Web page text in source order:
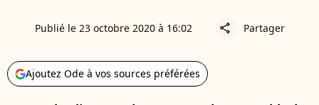
Publié le 23 octobre 2020 à 16:02 share Partager
Ajoutez Ode à vos sources préférées